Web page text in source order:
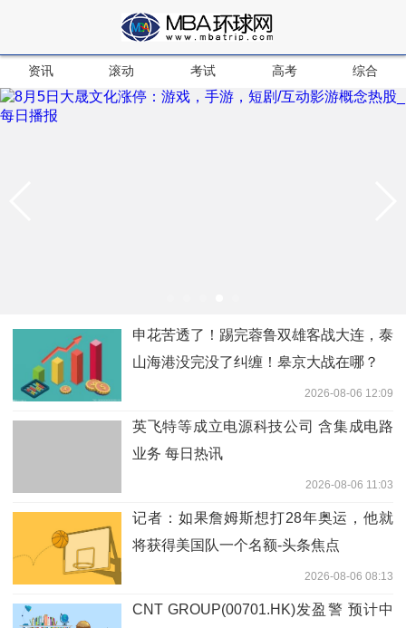
资讯 滚动 考试 高考 综合
申花苦透了！踢完蓉鲁双雄客战大连，泰
山海港没完没了纠缠！皋京大战在哪？
2026-08-06 12:09
英飞特等成立电源科技公司 含集成电路
业务 每日热讯
2026-08-06 11:03
记者：如果詹姆斯想打28年奥运，他就
将获得美国队一个名额-头条焦点
2026-08-06 08:13
CNT GROUP(00701.HK)发盈警 预计中